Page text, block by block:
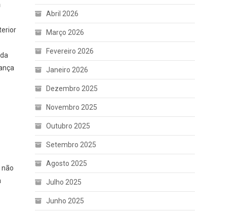
Abril 2026
Março 2026
Fevereiro 2026
Janeiro 2026
Dezembro 2025
Novembro 2025
Outubro 2025
Setembro 2025
Agosto 2025
Julho 2025
Junho 2025